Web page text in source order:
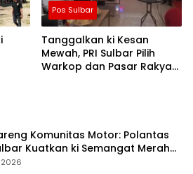
Pos Sulbar
Tanggalkan ki Kesan
Mewah, PRI Sulbar Pilih
Warkop dan Pasar Rakyat
Komunitas Motor: Polantas
Kuatkan ki Semangat Merah
Keselamatan